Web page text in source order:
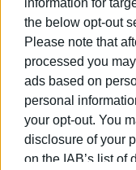
the below opt-out
Please note that
processed you
ads based on
personal
your opt-out. You
disclosure of your
on the IAB’s list of
ΕΛΕΝΗ
Εργάζεται στις
1990 σε θέσεις
δημόσιες
καλλιτεχνικό